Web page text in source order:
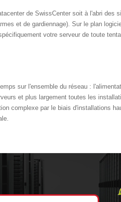
de SwissCenter soit à l'abri des
et de gardiennage). Sur le plan
votre serveur de toute
sur l'ensemble du réseau :
et plus largement toutes les
complexe par le biais d'installations